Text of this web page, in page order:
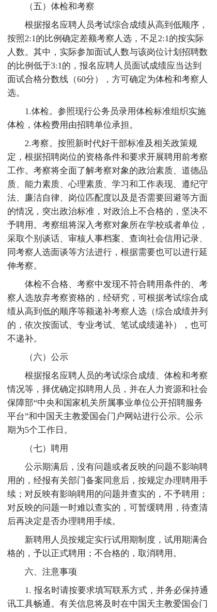
（五）体检和考察
根据报名应聘人员考试综合成绩从高到低顺序，
按照2:1的比例确定差额考察人选，不足2:1的按实际
人数。其中，实际参加面试人数与该岗位计划招聘数
的比例低于3:1的，报名应聘人员面试成绩应当达到
面试合格分数线（60分），方可确定为体检和考察人
选。
1.体检。参照现行公务员录用体检标准组织实施
体检，体检费用由招聘单位承担。
2.考察。按照新时代好干部标准及相关政策规
定，根据招聘岗位的资格条件和要求开展聘用前考察
工作。考察将全面了解考察对象的政治素质、道德品
质、能力素质、心理素质、学习和工作表现、遵纪守
法、廉洁自律、岗位匹配度以及是否需要回避等方面
的情况，突出政治标准，对政治上不合格的，坚决不
予聘用。考察组将深入考察对象所在学校或者单位，
采取个别谈话、审核人事档案、查询社会信用记录、
同考察人选面谈等方法进行，根据需要也可以进行延
伸考察。
体检不合格、考察中发现不符合聘用条件的、考
察人选放弃考察资格的，经研究，可根据考试综合成
绩从高到低的顺序等额递补考察人选（综合成绩并列
的，依次按面试、专业考试、笔试成绩递补），也可
不递补。
（六）公示
根据报名应聘人员的考试综合成绩、体检和考察
情况等，择优确定拟聘用人员，并在人力资源和社会
保障部“中央和国家机关所属事业单位公开招聘服务
平台”和中国天主教爱国会门户网站进行公示。公示
期为5个工作日。
（七）聘用
公示期满后，没有问题或者反映的问题不影响聘
用的，经报有关部门备案同意后，按规定办理聘用手
续；对反映有影响聘用的问题并查实的，不予聘用；
对反映的问题一时难以查实的，可暂缓聘用，待查清
后再决定是否办理聘用手续。
新聘用人员按规定实行试用期制度，试用期满合
格的，予以正式聘用；不合格的，取消聘用。
六、注意事项
1. 报名时请按要求填写联系方式，并务必保持通
讯工具畅通。有关信息将及时在中国天主教爱国会门